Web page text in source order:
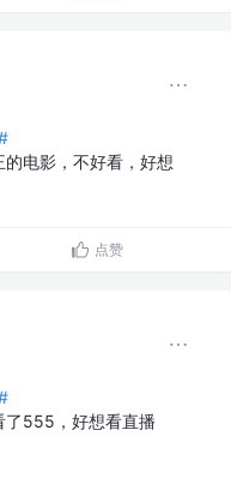
电影，不好看，好想
点赞
555，好想看直播